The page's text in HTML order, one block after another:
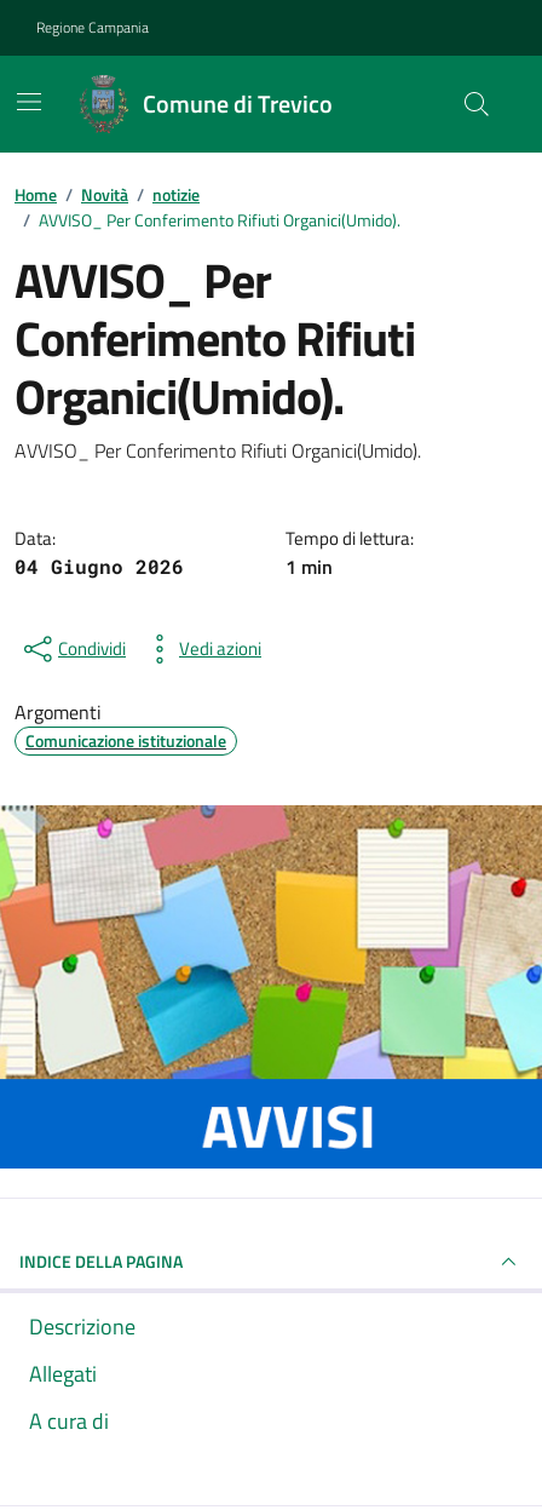
Regione Campania
Comune di Trevico
Home / Novità / notizie
/ AVVISO_ Per Conferimento Rifiuti Organici(Umido).
AVVISO_ Per
Conferimento Rifiuti
Organici(Umido).
Dettagli della notizia
AVVISO_ Per Conferimento Rifiuti Organici(Umido).
Data:
04 Giugno 2026
Tempo di lettura:
1 min
Condividi Vedi azioni
Argomenti
Comunicazione istituzionale
INDICE DELLA PAGINA
Descrizione
Allegati
A cura di